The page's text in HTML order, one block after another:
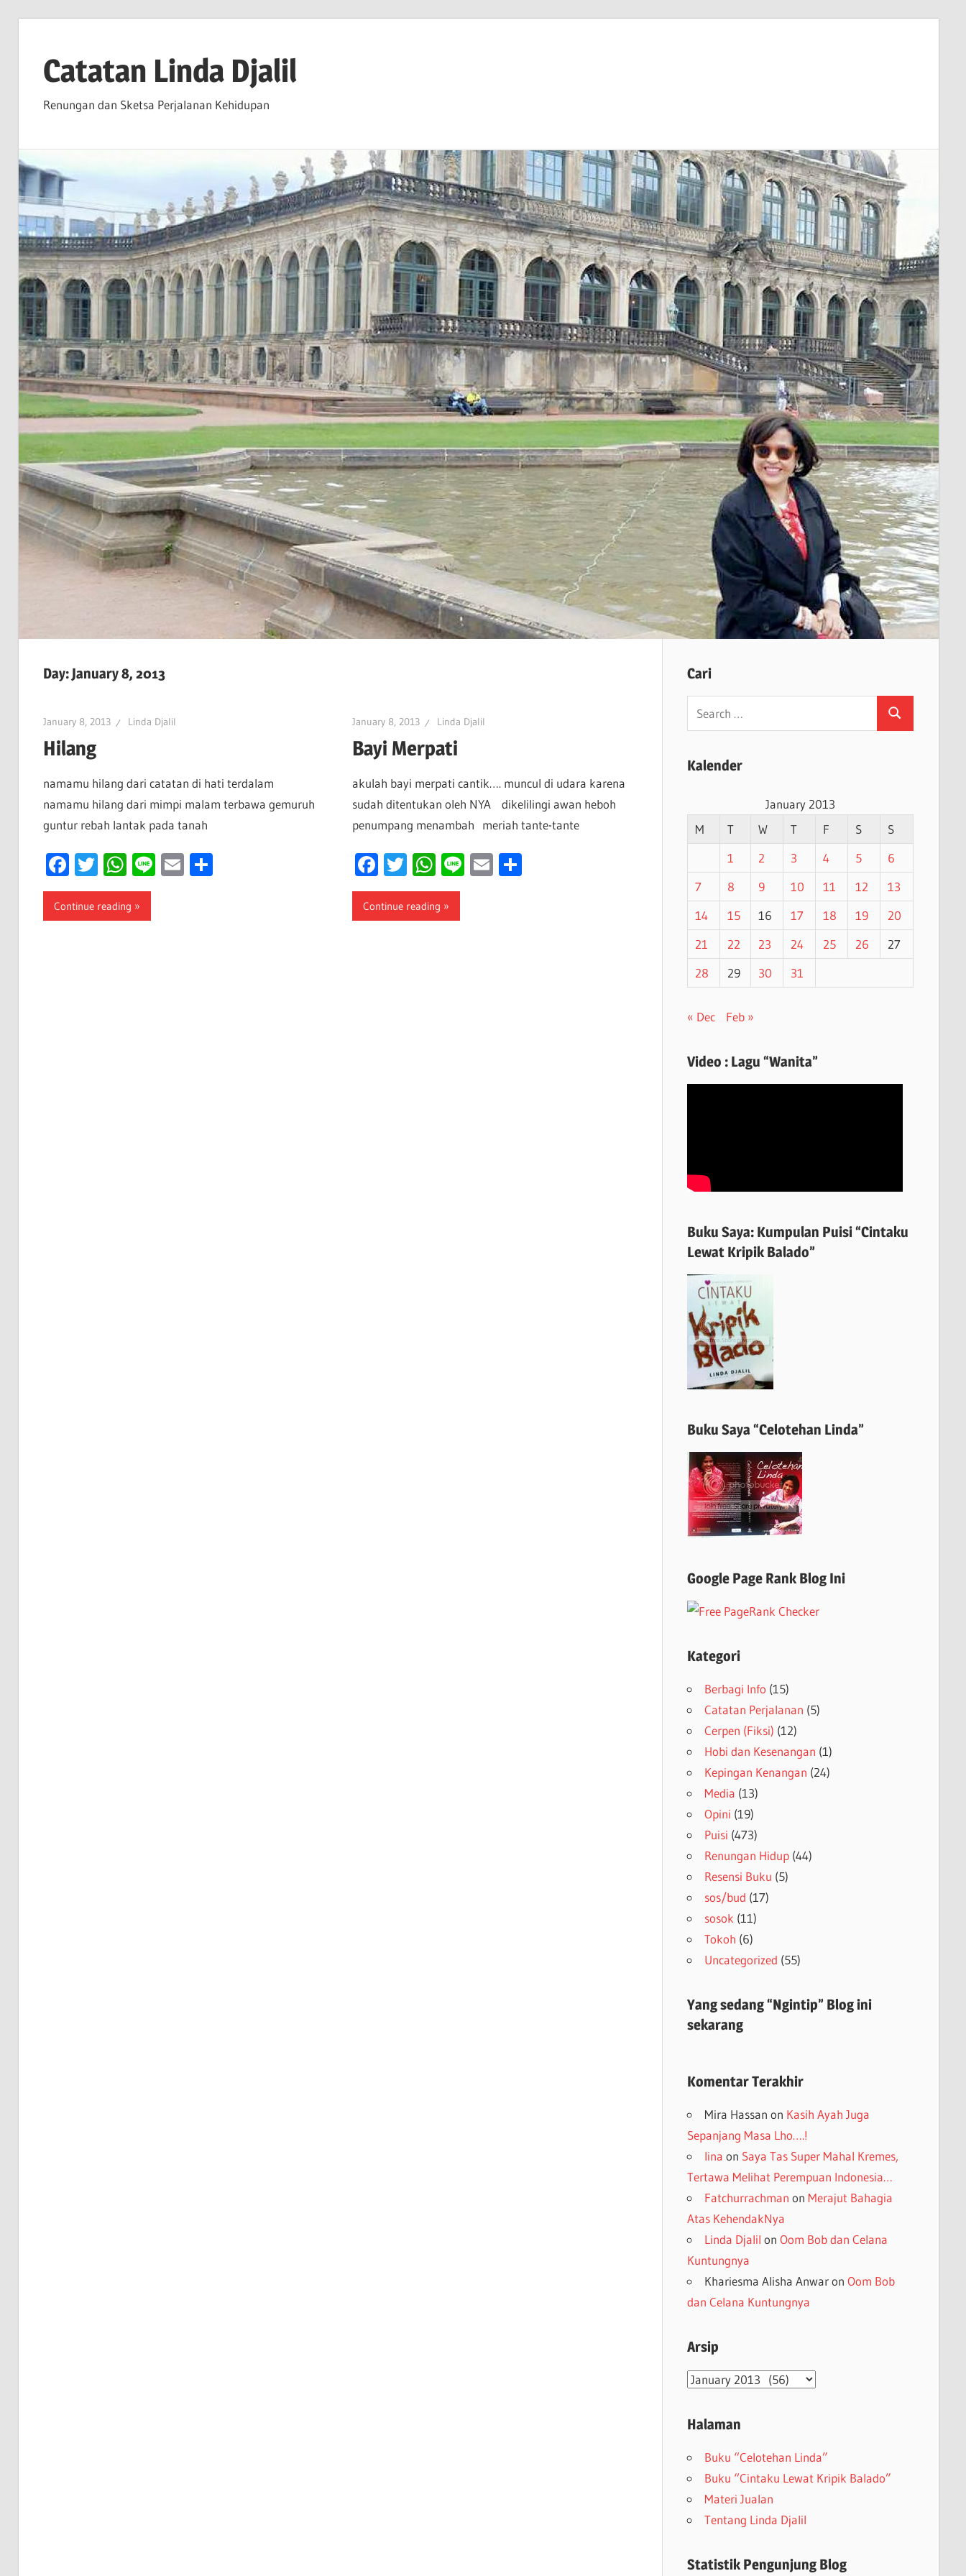
contentCatatan Linda Djalil
Renungan dan Sketsa Perjalanan Kehidupan
Day:January 8, 2013
January 8, 2013 Linda Djalil
Hilang
namamu hilang dari catatan di hati terdalam
namamu hilang dari mimpi malam terbawa gemuruh
guntur rebah lantak pada tanah
Facebook
Twitter
WhatsApp
LineEmailShare
Continue reading
January 8, 2013 Linda Djalil
Bayi Merpati
akulah bayi merpati cantik…. muncul di udara karena
sudah ditentukan oleh NYA dikelilingi awan heboh
penumpang menambah meriah tante-tante
Facebook
Twitter
WhatsApp
LineEmailShare
Continue reading
Cari
Search
Kalender
January 2013
M
T W T F S
S
1
2 3 4 5
6
7
8 9 10 11 12
13
14
15 16 17 18 19
20
21
22 23 24 25 26
27
28
29 30 31
« Dec Feb »
Video : Lagu “Wanita”
Buku Saya: Kumpulan Puisi “Cintaku
Lewat Kripik Balado”
Buku Saya “Celotehan Linda”
Google Page Rank Blog Ini
Kategori
Berbagi Info (15)
Catatan Perjalanan (5)
Cerpen (Fiksi) (12)
Hobi dan Kesenangan (1)
Kepingan Kenangan (24)
Media (13)
Opini (19)
Puisi (473)
Renungan Hidup(44)
Resensi Buku (5)
sos/bud (17)
sosok (11)
Tokoh (6)
Uncategorized (55)
Yang sedang “Ngintip” Blog ini
sekarang
Komentar Terakhir
Mira Hassan on Kasih Ayah Juga
Sepanjang Masa Lho….!
lina on Saya Tas Super Mahal Kremes,
Tertawa Melihat Perempuan Indonesia…
Fatchurrachman on Merajut Bahagia
Atas KehendakNya
Linda Djalil on Oom Bob dan Celana
Kuntungnya
Khariesma Alisha Anwaron Oom Bob
dan Celana Kuntungnya
Arsip
Arsip
Halaman
Buku “Celotehan Linda”
Buku “Cintaku Lewat Kripik Balado”
Materi Jualan
Tentang Linda Djalil
Statistik Pengunjung Blog